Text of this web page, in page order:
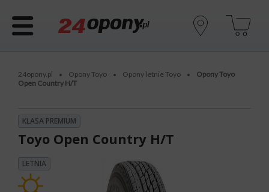
24opony.pl • Opony Toyo • Opony letnie Toyo •
Opony Toyo
Open Country H/T
KLASA PREMIUM
Toyo Open Country H/T
LETNIA